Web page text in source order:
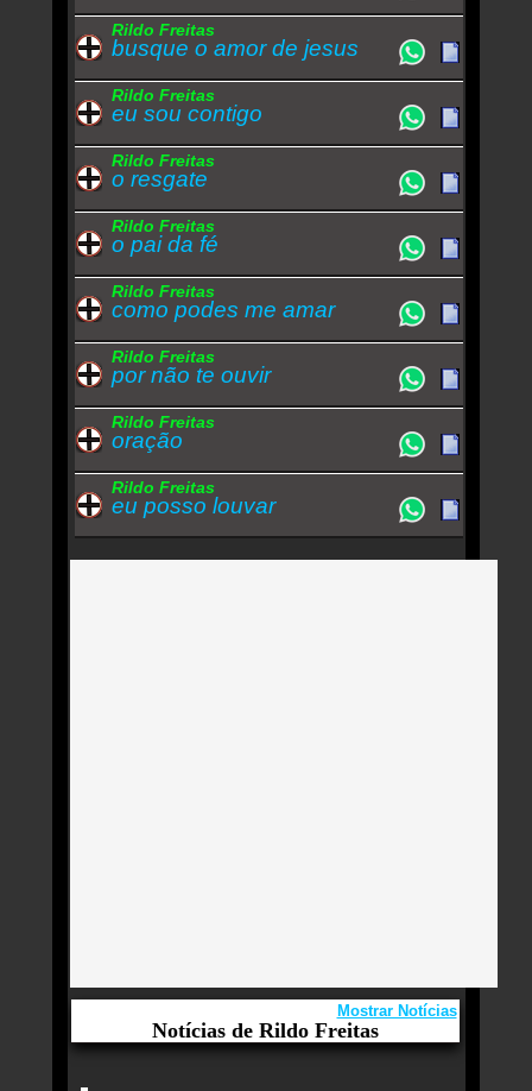
Rildo Freitas
busque o amor de jesus
Rildo Freitas
eu sou contigo
Rildo Freitas
o resgate
Rildo Freitas
o pai da fé
Rildo Freitas
como podes me amar
Rildo Freitas
por não te ouvir
Rildo Freitas
oração
Rildo Freitas
eu posso louvar
Notícias de Rildo Freitas
Mostrar Notícias